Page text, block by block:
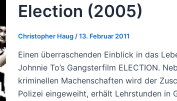
Election (2005)
Christopher Haug /13. Februar 2011
Einen überraschenden Einblick in das
Johnnie To’s Gangsterfilm ELECTION.
kriminellen Machenschaften wird der
Polizei eingeweiht, erhält Lehrstunden in